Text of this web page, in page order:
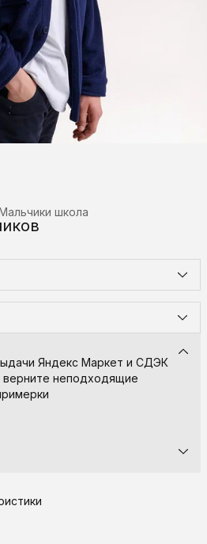
школа
Яндекс Маркет и СДЭК
неподходящие